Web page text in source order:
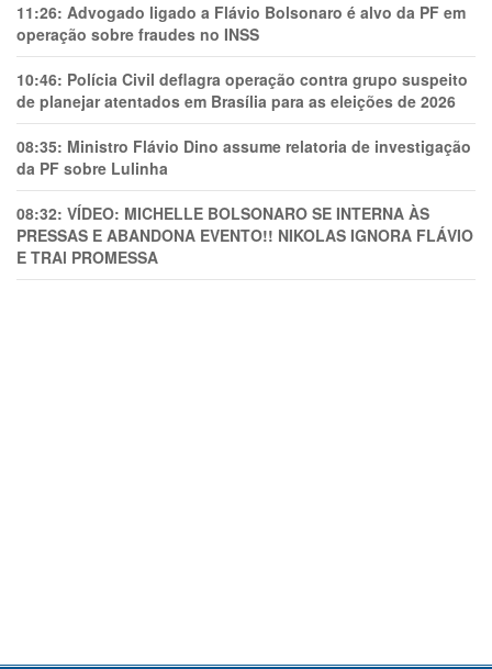
11:26: Advogado ligado a Flávio Bolsonaro é alvo da PF em
operação sobre fraudes no INSS
10:46: Polícia Civil deflagra operação contra grupo suspeito
de planejar atentados em Brasília para as eleições de 2026
08:35: Ministro Flávio Dino assume relatoria de investigação
da PF sobre Lulinha
08:32: VÍDEO: MICHELLE BOLSONARO SE INTERNA ÀS
PRESSAS E ABANDONA EVENTO!! NIKOLAS IGNORA FLÁVIO
E TRAl PROMESSA